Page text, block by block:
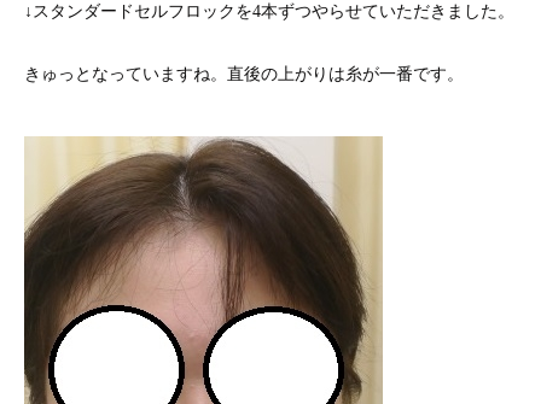
↓スタンダードセルフロックを4本ずつやらせていただきました。
きゅっとなっていますね。直後の上がりは糸が一番です。